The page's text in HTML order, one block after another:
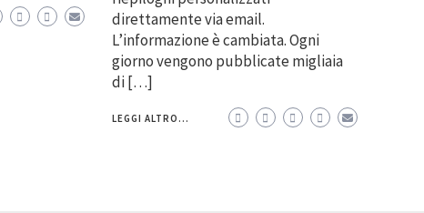
direttamente via email.
L’informazione è cambiata. Ogni
giorno vengono pubblicate migliaia
di […]
LEGGI ALTRO...